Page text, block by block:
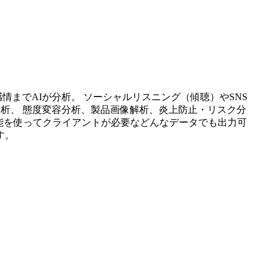
までAIが分析。 ソーシャルリスニング（傾聴）やSNS
、 態度変容分析、製品画像解析、炎上防止・リスク分
使ってクライアントが必要などんなデータでも出力可